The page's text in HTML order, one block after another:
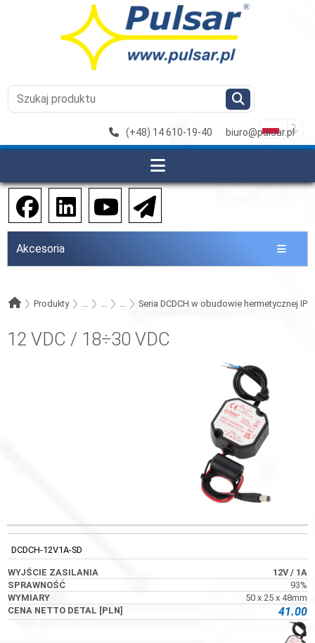
(+48) 14 610-19-40 biuro@pulsar.pl
Akcesoria
Produkty ... ... ... Seria DCDCH w obudowie hermetycznej
12 VDC / 18÷30 VDC
WYJŚCIE
ZASILANIA
DCDCH-12V1A-SD
12V/ 1A
93%
50 x 25 x 48mm
41.00